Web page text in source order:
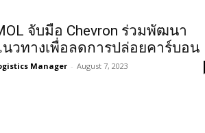
จับมือ Chevron ร่วมพัฒนา
นวทางเพื่อลดการปล่อยคาร์บอน
Manager - August 7, 2023